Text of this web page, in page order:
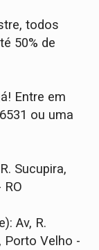
todos
50% de
Entre em
ou uma
Sucupira,
Av, R.
Porto Velho -